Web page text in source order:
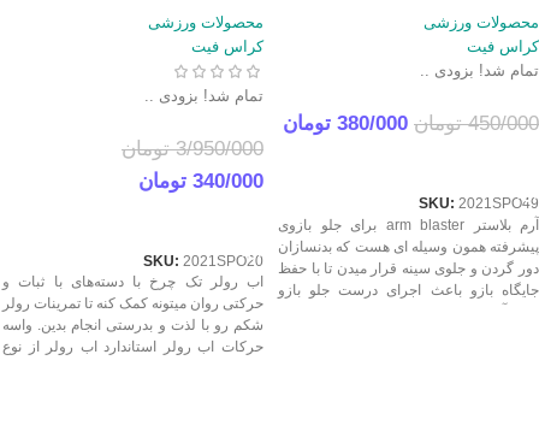
محصولات ورزشی
کراس فیت
تمام شد! بزودی ..
450/000 تومان 380/000 تومان
SKU: 2021SPO49
آرم بلاستر arm blaster برای جلو بازوی
پیشرفته همون وسیله ای هست که بدنسازان
دور گردن و جلوی سینه قرار میدن تا با حفظ
جایگاه بازو باعث اجرای درست جلو بازو
محصولات ورزشی
کراس فیت
تمام شد! بزودی ..
3/950/000 تومان
340/000 تومان
SKU: 2021SPO20
اب رولر تک چرخ با دسته‌های با ثبات و
حرکتی روان میتونه کمک کنه تا تمرینات رولر
شکم رو با لذت و بدرستی انجام بدین. واسه
حرکات اب رولر استاندارد اب رولر از نوع